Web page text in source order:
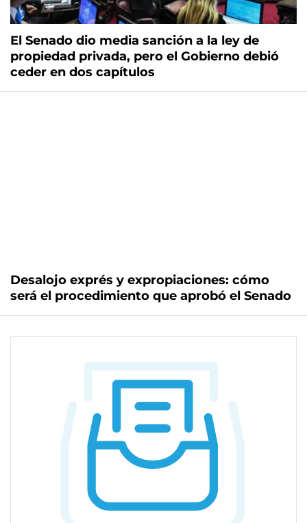
El Senado dio media sanción a la ley de
propiedad privada, pero el Gobierno debió
ceder en dos capítulos
Desalojo exprés y expropiaciones: cómo
será el procedimiento que aprobó el Senado